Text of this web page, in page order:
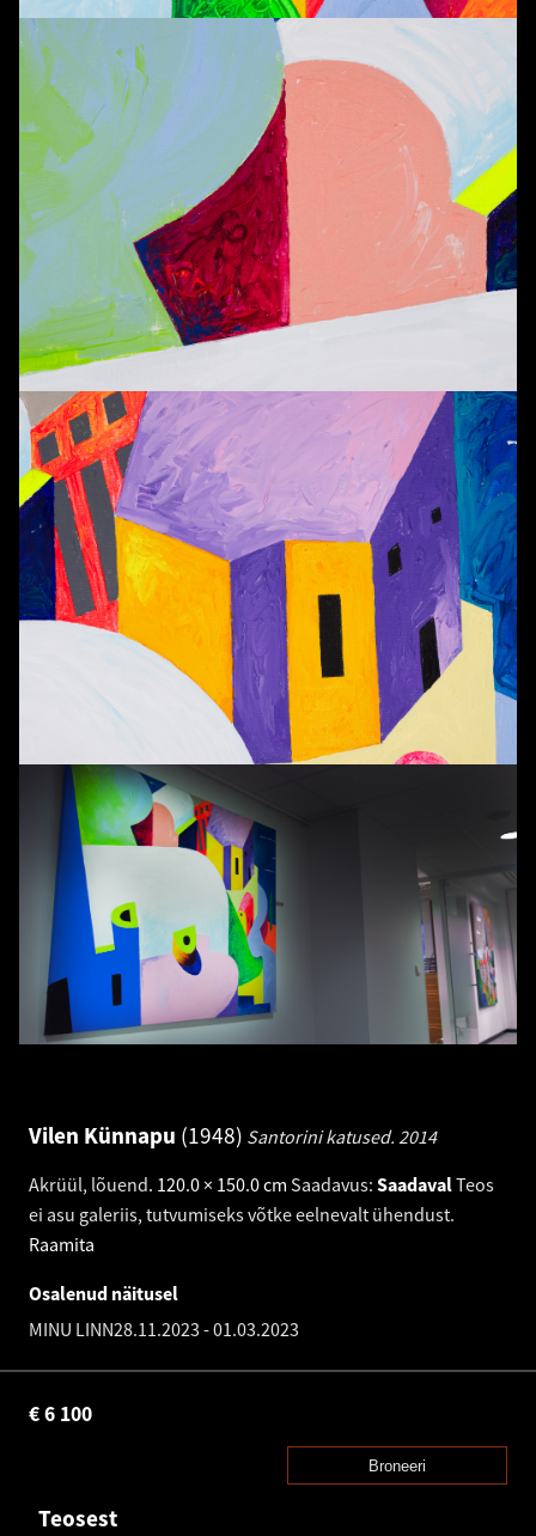
Vilen Künnapu 1948 Santorini katused. 2014
Akrüül, lõuend. 120.0 × 150.0 cm Saadavus: SaadavalTeos
ei asu galeriis, tutvumiseks võtke eelnevalt ühendust.
Raamita
Osalenud näitusel
MINU LINN28.11.2023 -01.03.2023
6 100
€
Broneeri
Teosest